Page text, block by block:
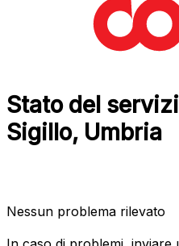
Stato del
Sigillo, Umbria
Nessun problema rilevato